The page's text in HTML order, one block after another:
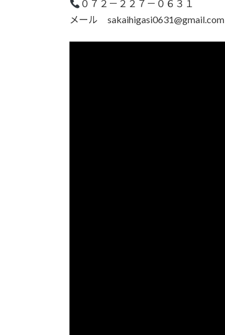
０７２－２２７－０６３１
メール sakaihigasi0631@gmail.com